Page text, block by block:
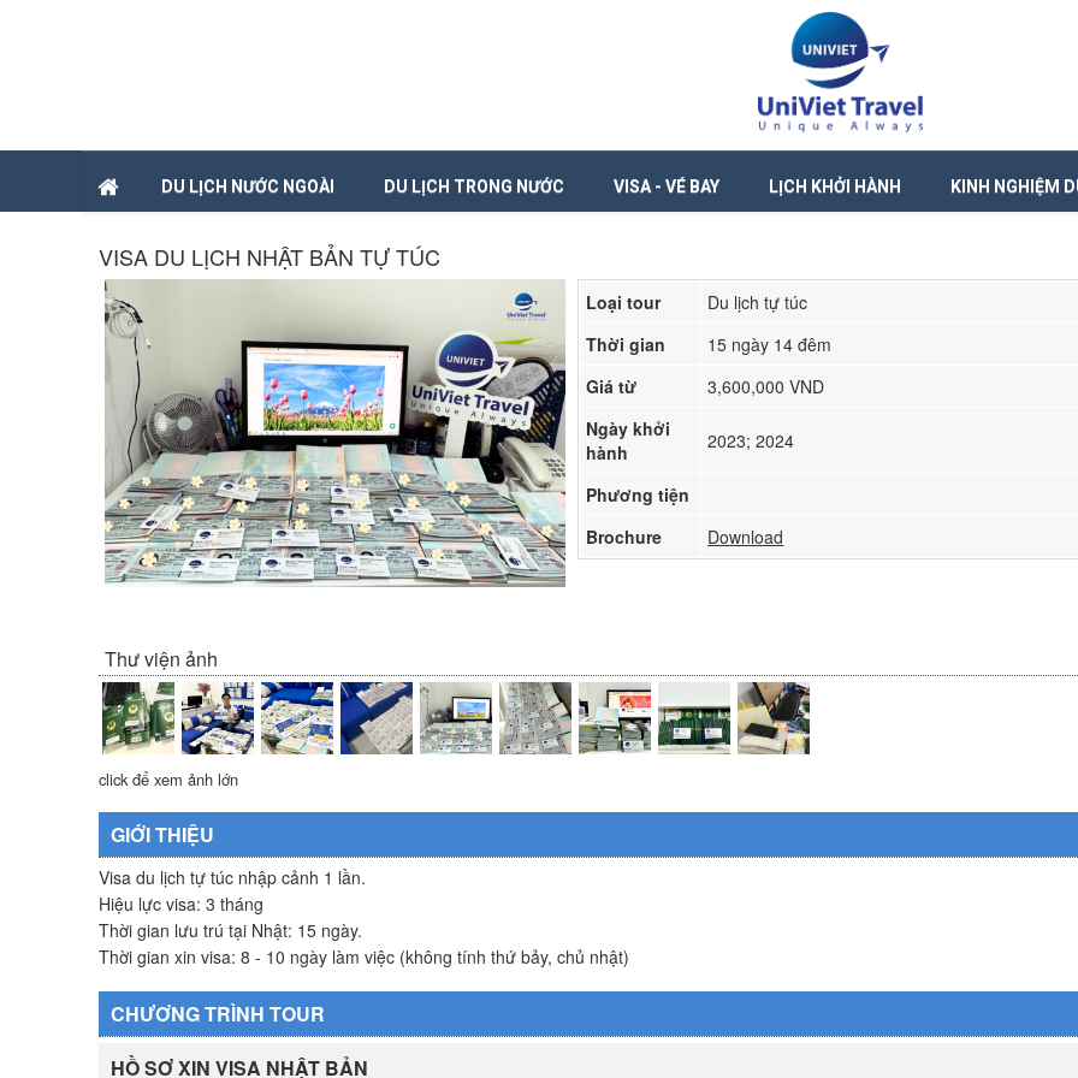
DU LỊCH NƯỚC NGOÀI DU LỊCH TRONG NƯỚC VISA - VÉ BAY LỊCH KHỞI HÀNH KINH NGHIỆM
VISA DU LỊCH NHẬT BẢN TỰ TÚC
Loại tour
Du lịch tự túc
Thời gian
15 ngày 14 đêm
Giá từ
3,600,000 VND
Ngày khởi
hành
2023; 2024
Phương tiện
Brochure
Download
Thư viện ảnh
click để xem ảnh lớn
GIỚI THIỆU
Visa du lịch tự túc nhập cảnh 1 lần.
Hiệu lực visa: 3 tháng
Thời gian lưu trú tại Nhật: 15 ngày.
Thời gian xin visa: 8 - 10 ngày làm việc (không tính thứ bảy, chủ nhật)
CHƯƠNG TRÌNH TOUR
HỒ SƠ XIN VISA NHẬT BẢN